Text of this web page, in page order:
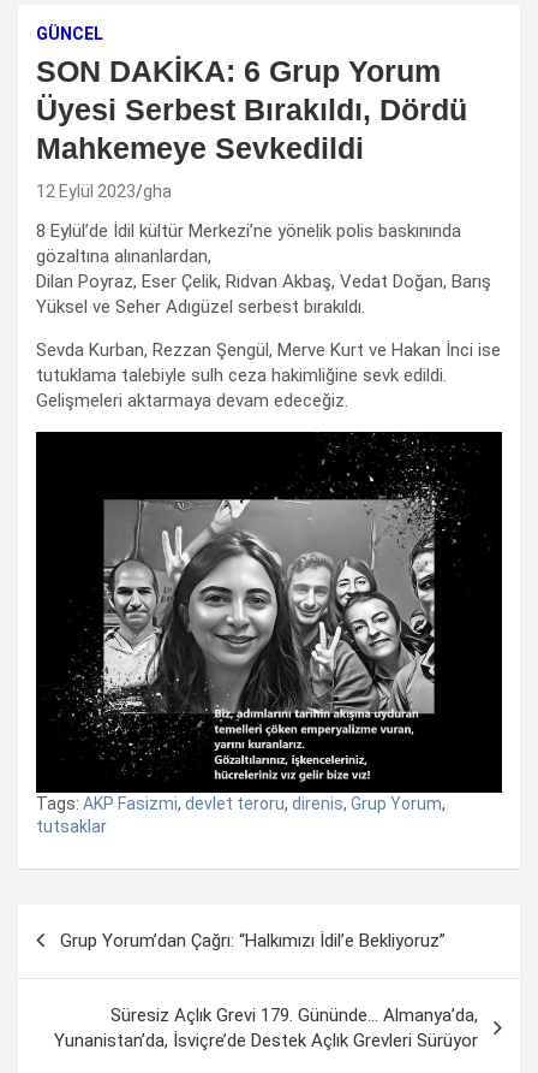
GÜNCEL
SON DAKİKA: 6 Grup Yorum
Üyesi Serbest Bırakıldı, Dördü
Mahkemeye Sevkedildi
12 Eylül 2023 gha
8 Eylül’de İdil kültür Merkezi’ne yönelik polis baskınında
gözaltına alınanlardan,
Dilan Poyraz, Eser Çelik, Rıdvan Akbaş, Vedat Doğan, Barış
Yüksel ve Seher Adıgüzel serbest bırakıldı.
Sevda Kurban, Rezzan Şengül, Merve Kurt ve Hakan İnci ise
tutuklama talebiyle sulh ceza hakimliğine sevk edildi.
Gelişmeleri aktarmaya devam edeceğiz.
Tags: AKP Fasizmi, devlet teroru, direnis, Grup Yorum,
tutsaklar
dolaşımı
Grup Yorum’dan Çağrı: “Halkımızı İdil’e Bekliyoruz”
Süresiz Açlık Grevi 179. Gününde… Almanya’da,
Yunanistan’da, İsviçre’de Destek Açlık Grevleri Sürüyor